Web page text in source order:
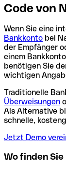
Code von
Wenn Sie eine
Bankkonto bei
der Empfänger
einem
benötigen Sie
wichtigen
Traditionelle
Überweisungen
Als Alternative
schnelle,
Jetzt Demo
Wo finden Sie